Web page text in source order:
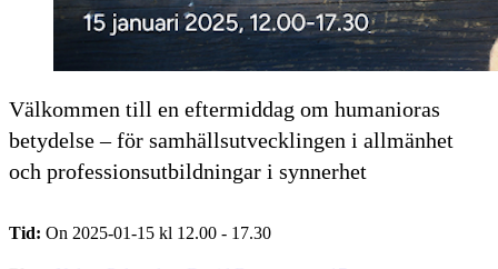
Välkommen till en eftermiddag om humanioras
betydelse – för samhällsutvecklingen i allmänhet
och professionsutbildningar i synnerhet
Tid: On 2025-01-15 kl 12.00 - 17.30